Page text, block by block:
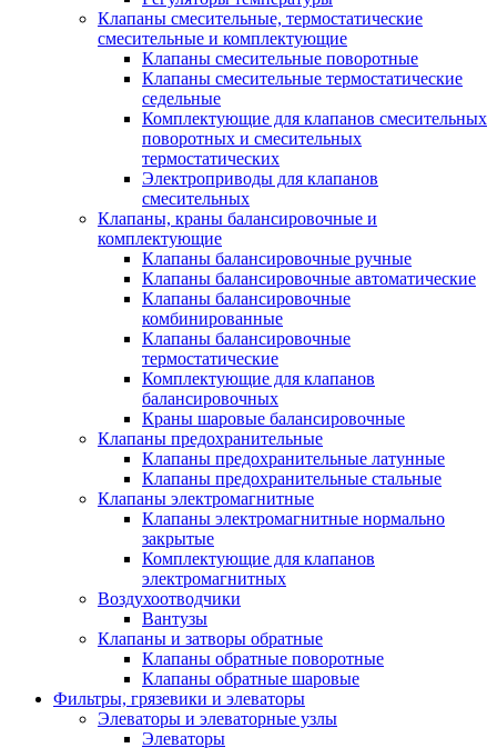
Клапаны смесительные, термостатические
смесительные и комплектующие
Клапаны смесительные поворотные
Клапаны смесительные термостатические
седельные
Комплектующие для клапанов смесительных
поворотных и смесительных
термостатических
Электроприводы для клапанов
смесительных
Клапаны, краны балансировочные и
комплектующие
Клапаны балансировочные ручные
Клапаны балансировочные автоматические
Клапаны балансировочные
комбинированные
Клапаны балансировочные
термостатические
Комплектующие для клапанов
балансировочных
Краны шаровые балансировочные
Клапаны предохранительные
Клапаны предохранительные латунные
Клапаны предохранительные стальные
Клапаны электромагнитные
Клапаны электромагнитные нормально
закрытые
Комплектующие для клапанов
электромагнитных
Воздухоотводчики
Вантузы
Клапаны и затворы обратные
Клапаны обратные поворотные
Клапаны обратные шаровые
Фильтры, грязевики и элеваторы
Элеваторы и элеваторные узлы
Элеваторы